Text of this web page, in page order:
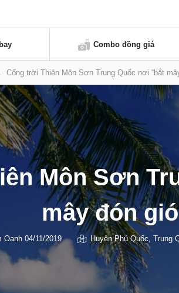
Combo đồng giá
Cổng trời Thiên Môn Sơn Trung Quốc nơi “bắt
Môn Sơn
mây đón
Oanh04/11/2019 Huyện Phú Quốc ,Trung